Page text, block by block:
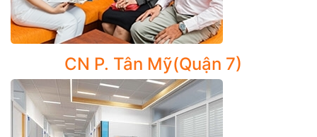
Tầm soát ung thư toàn diện
Đối với những bệnh nhân có kết quả xét nghiệm bất
thường sau một lần khám tầm soát định kỳ hoặc được
xác nhận của bác sĩ từ một bệnh viện khác, một trong
những bước đầu tiên chúng tôi làm là xác định liệu
bệnh nhân có thật sự bị ung thư không và nếu có thì
mức độ lan rộng như thế nào.
CN P. Tân Mỹ(Quận 7)